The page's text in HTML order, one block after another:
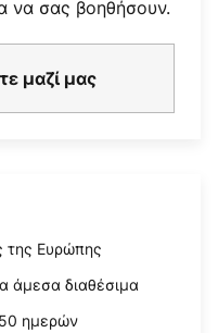
να σας βοηθήσουν.
μαζί μας
της Ευρώπης
άμεσα διαθέσιμα
ημερών